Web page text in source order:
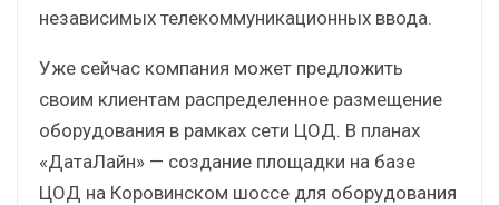
независимых телекоммуникационных ввода.
Уже сейчас компания может предложить
своим клиентам распределенное размещение
оборудования в рамках сети ЦОД. В планах
«ДатаЛайн» — создание площадки на базе
ЦОД на Коровинском шоссе для оборудования